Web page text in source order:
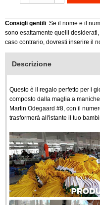
Consigli gentili: Se il nome e il
sono esattamente quelli
caso contrario, dovresti inserire il
Descrizione
Questo è il regalo perfetto per i
composto dalla maglia a
Martin Odegaard #8, con il
trasformerà all'istante il tuo